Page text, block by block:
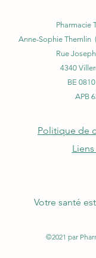
Pharmacie
Anne-Sophie Themlin
Rue
4340
BE
APB
Politique de
Votre santé
©2021 par